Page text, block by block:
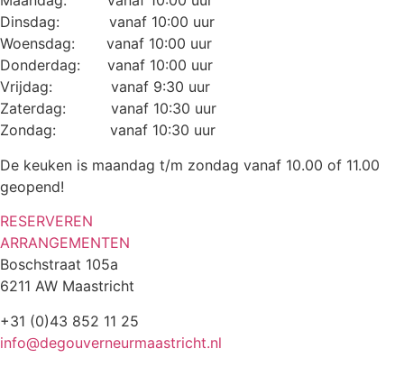
Dinsdag: vanaf 10:00 uur
Woensdag: vanaf 10:00 uur
Donderdag: vanaf 10:00 uur
Vrijdag: vanaf 9:30 uur
Zaterdag: vanaf 10:30 uur
Zondag: vanaf 10:30 uur
De keuken is maandag t/m zondag vanaf 10.00 of 11.00
geopend!
RESERVEREN
ARRANGEMENTEN
Boschstraat 105a
6211 AW Maastricht
+31 (0)43 852 11 25
info@degouverneurmaastricht.nl